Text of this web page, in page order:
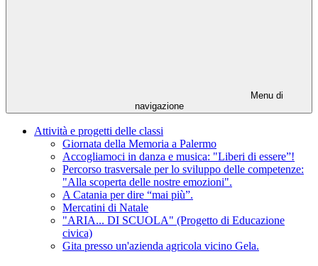
Menu di
navigazione
Attività e progetti delle classi
Giornata della Memoria a Palermo
Accogliamoci in danza e musica: "Liberi di essere”!
Percorso trasversale per lo sviluppo delle competenze:
"Alla scoperta delle nostre emozioni".
A Catania per dire “mai più”.
Mercatini di Natale
"ARIA... DI SCUOLA" (Progetto di Educazione
civica)
Gita presso un'azienda agricola vicino Gela.